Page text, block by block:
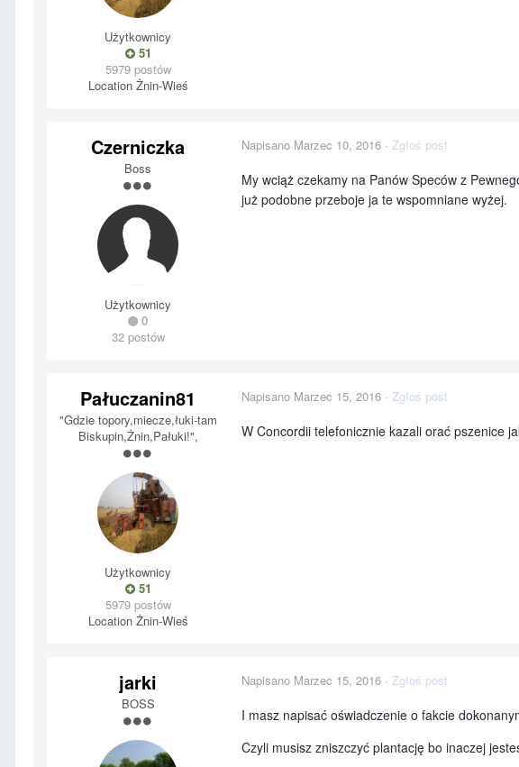
Użytkownicy
51
5979 postów
LocationŻnin-Wieś
Czerniczka
Boss
Użytkownicy
0
32 postów
Napisano Marzec 10, 2016 · Zgłoś post
My wciąż czekamy na Panów Speców z
już podobne przeboje ja te wspomniane wyżej.
Pałuczanin81
"Gdzie topory,miecze,łuki-tam
Biskupin,Żnin,Pałuki!",
Użytkownicy
51
5979 postów
LocationŻnin-Wieś
Napisano Marzec 15, 2016 · Zgłoś post
W Concordii telefonicznie kazali orać pszenice
jarki
BOSS
Napisano Marzec 15, 2016 · Zgłoś post
I masz napisać oświadczenie o fakcie
Czyli musisz zniszczyć plantację bo inaczej